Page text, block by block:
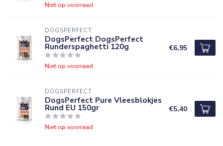
Niet op voorraad
DOGSPERFECT
DogsPerfect DogsPerfect
Runderspaghetti 120g
Niet op voorraad
€6,95
DOGSPERFECT
DogsPerfect Pure Vleesblokjes
Rund EU 150gr
Niet op voorraad
€5,40